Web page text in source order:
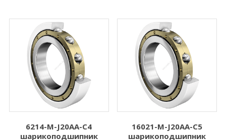
6214-M-J20AA-C4
шарикоподшипник
16021-M-J20AA-C5
шарикоподшипник